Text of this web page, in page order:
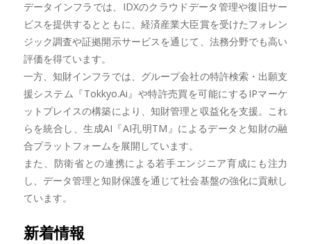
データインフラでは、IDXのクラウドデータ管理や復旧サー
ビスを提供するとともに、経済産業大臣賞を受けたフォレン
ジック調査や証拠開示サービスを通じて、法務分野でも高い
評価を得ています。
一方、知財インフラでは、グループ会社の特許検索・出願支
援システム『Tokkyo.Ai』や特許売買を可能にするIPマーケ
ットプレイスの構築により、知財管理と収益化を支援。これ
らを統合し、生成AI『AI孔明TM』によるデータと知財の融
合プラットフォームを展開しています。
また、防衛省との連携による若手エンジニア育成にも注力
し、データ管理と知財保護を通じて社会基盤の強化に貢献し
ています。
新着情報